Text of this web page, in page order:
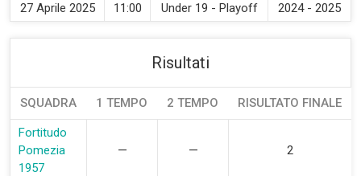
27 Aprile 2025 11:00 Under 19 - Playoff 2024 - 2025
Risultati
SQUADRA 1 TEMPO 2 TEMPO RISULTATO FINALE
Fortitudo
Pomezia
1957
— — 2